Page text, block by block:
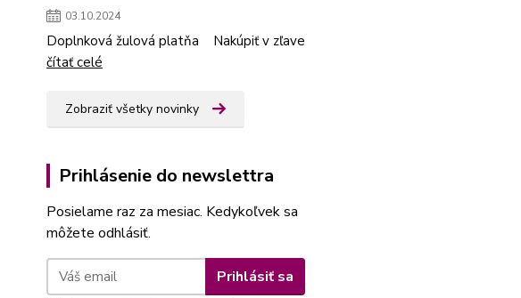
03.10.2024
Doplnková žulová platňa Nakúpiť v zľave
čítať celé
Zobraziť všetky novinky
Prihlásenie do newslettra
Posielame raz za mesiac. Kedykoľvek sa
môžete odhlásiť.
Prihlásiť sa